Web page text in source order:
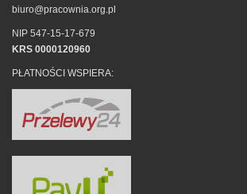
biuro@pracownia.org.pl
NIP 547-15-17-679
KRS 0000120960
PŁATNOŚCI WSPIERA: